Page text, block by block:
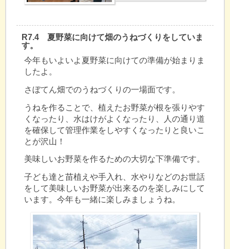
R7.4 夏野菜に向けて畑のうねづくりをしていま
す。
今年もいよいよ夏野菜に向けての準備が始まりま
したよ。
さぼてん畑でのうねづくりの一場面です。
うねを作ることで、植えたお野菜が根を張りやす
くなったり、水はけがよくなったり、人の通り道
を確保して管理作業をしやすくなったりと良いこ
とが沢山！
美味しいお野菜を作るための大切な下準備です。
子ども達と苗植えや手入れ、水やりなどのお世話
をして美味しいお野菜が出来るのを楽しみにして
います。今年も一緒に楽しみましょうね。